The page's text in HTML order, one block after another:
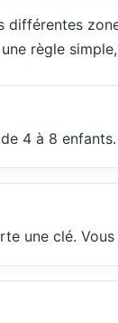
différentes
règle
4 à 8
une clé.